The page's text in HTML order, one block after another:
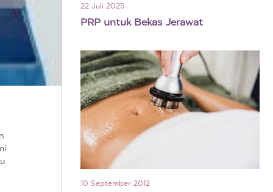
22 Juli 2025
PRP untuk Bekas Jerawat
10 September 2012